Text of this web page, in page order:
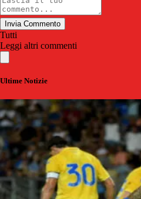
Invia Commento
Tutti
Leggi altri commenti
Ultime Notizie